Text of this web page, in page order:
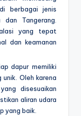
berbagai jenis
Tangerang.
yang tepat
dan keamanan
dapur memiliki
Oleh karena
disesuaikan
aliran udara
yang baik.